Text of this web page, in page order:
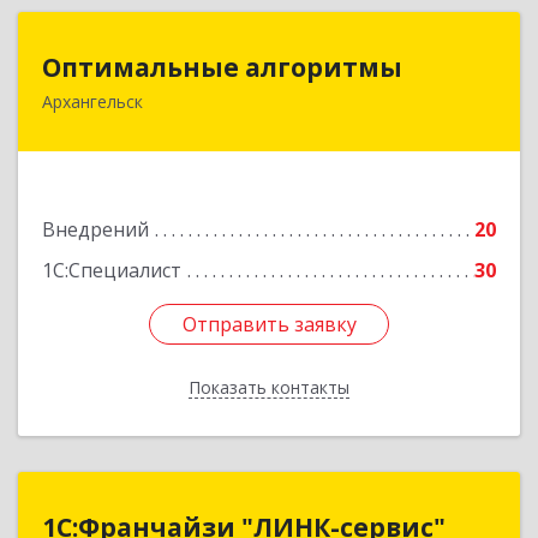
Оптимальные алгоритмы
Архангельск
Внедрений
20
1С:Специалист
30
Отправить заявку
Показать контакты
Подробнее
Отправить заявку
Назад
1С:Франчайзи "ЛИНК-сервис"
1С:Франчайзи "ЛИНК-сервис"